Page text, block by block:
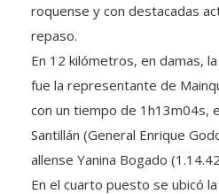
roquense y con destacadas
repaso.
En 12 kilómetros, en damas,
fue la representante de
con un tiempo de 1h13m04s,
Santillán (General Enrique
allense Yanina Bogado
En el cuarto puesto se ubicó